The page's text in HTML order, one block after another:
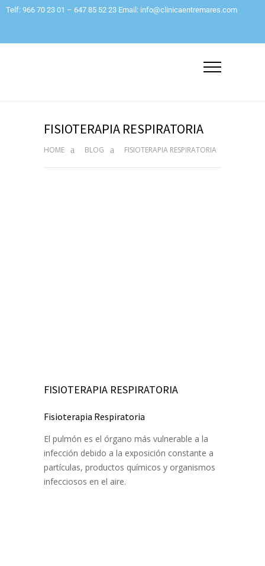
Telf: 966 70 23 01 – 647 85 52 23 Email: info@clinicaentremares.com
FISIOTERAPIA RESPIRATORIA
HOME BLOG FISIOTERAPIA RESPIRATORIA
FISIOTERAPIA RESPIRATORIA
Fisioterapia Respiratoria
El pulmón es el órgano más vulnerable a la
infección debido a la exposición constante a
partículas, productos químicos y organismos
infecciosos en el aire.